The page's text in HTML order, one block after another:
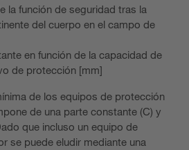
la función de seguridad tras la
del cuerpo en el campo de
en función de la capacidad de
de protección [mm]
de los equipos de protección
de una parte constante (C) y
que incluso un equipo de
se puede eludir mediante una